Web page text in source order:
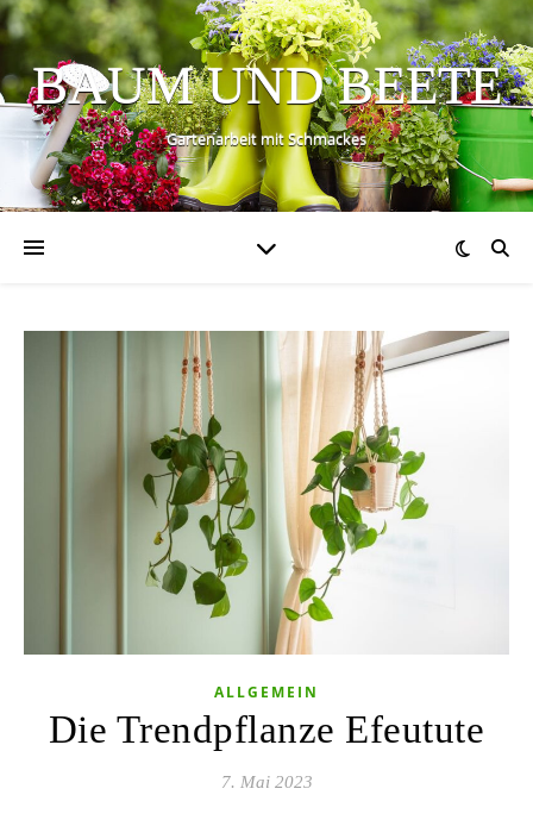
BAUM UND BEETE
Gartenarbeit mit Schmackes
ALLGEMEIN
Die Trendpflanze Efeutute
7. Mai 2023